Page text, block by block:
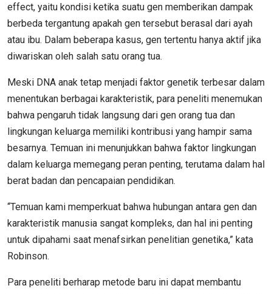
effect, yaitu kondisi ketika suatu gen memberikan dampak
berbeda tergantung apakah gen tersebut berasal dari ayah
atau ibu. Dalam beberapa kasus, gen tertentu hanya aktif jika
diwariskan oleh salah satu orang tua.
Meski DNA anak tetap menjadi faktor genetik terbesar dalam
menentukan berbagai karakteristik, para peneliti menemukan
bahwa pengaruh tidak langsung dari gen orang tua dan
lingkungan keluarga memiliki kontribusi yang hampir sama
besarnya. Temuan ini menunjukkan bahwa faktor lingkungan
dalam keluarga memegang peran penting, terutama dalam hal
berat badan dan pencapaian pendidikan.
“Temuan kami memperkuat bahwa hubungan antara gen dan
karakteristik manusia sangat kompleks, dan hal ini penting
untuk dipahami saat menafsirkan penelitian genetika,” kata
Robinson.
Para peneliti berharap metode baru ini dapat membantu